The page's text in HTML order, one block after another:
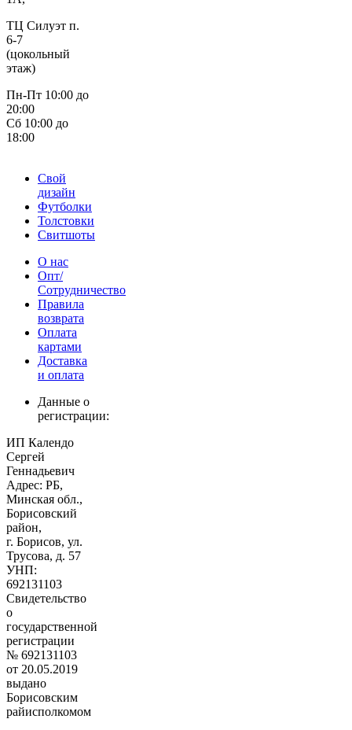
ТЦ Силуэт п.
6-7
(цокольный
этаж)
Пн-Пт 10:00 до
20:00
Сб 10:00 до
18:00
Свой
дизайн
Футболки
Толстовки
Свитшоты
О нас
Опт/
Сотрудничество
Правила
возврата
Оплата
картами
Доставка
и оплата
Данные о
регистрации:
ИП Календо
Сергей
Геннадьевич
Адрес: РБ,
Минская обл.,
Борисовский
район,
г. Борисов, ул.
Трусова, д. 57
УНП:
692131103
Свидетельство
о
государственной
регистрации
№ 692131103
от 20.05.2019
выдано
Борисовским
райисполкомом